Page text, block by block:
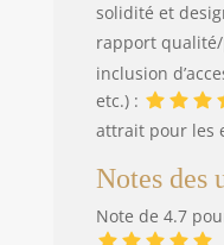
solidité et
rapport
inclusion
etc.) :
attrait pour les
Notes des
Note de 4.7